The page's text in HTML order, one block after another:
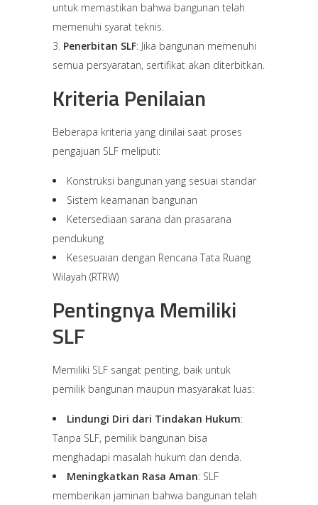
untuk memastikan bahwa bangunan telah
memenuhi syarat teknis.
Penerbitan SLF: Jika bangunan memenuhi
semua persyaratan, sertifikat akan diterbitkan.
Kriteria Penilaian
Beberapa kriteria yang dinilai saat proses
pengajuan SLF meliputi:
Konstruksi bangunan yang sesuai standar
Sistem keamanan bangunan
Ketersediaan sarana dan prasarana
pendukung
Kesesuaian dengan Rencana Tata Ruang
Wilayah (RTRW)
Pentingnya Memiliki
SLF
Memiliki SLF sangat penting, baik untuk
pemilik bangunan maupun masyarakat luas:
Lindungi Diri dari Tindakan Hukum:
Tanpa SLF, pemilik bangunan bisa
menghadapi masalah hukum dan denda.
Meningkatkan Rasa Aman: SLF
memberikan jaminan bahwa bangunan telah